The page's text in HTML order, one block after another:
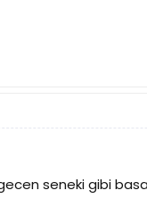
seneki gibi